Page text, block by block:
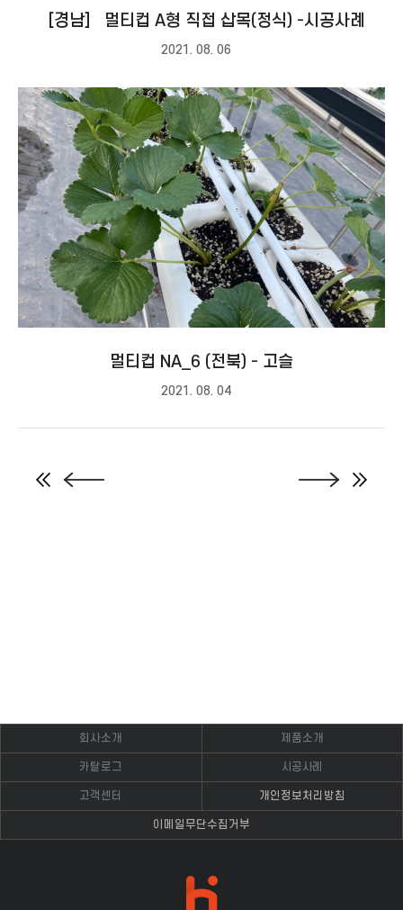
［경남］ 멀티컵 A형 직접 삽목(정식) -시공사례
2021. 08. 06
멀티컵 NA_6 (전북) - 고슬
2021. 08. 04
회사소개 제품소개
카탈로그 시공사례
고객센터 개인정보처리방침
이메일무단수집거부